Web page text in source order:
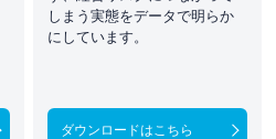
しまう実態をデータで明らか
にしています。
ダウンロードはこちら